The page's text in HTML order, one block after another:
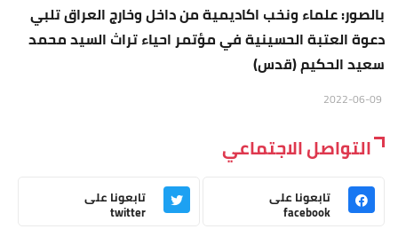
بالصور: علماء ونخب اكاديمية من داخل وخارج العراق تلبي
دعوة العتبة الحسينية في مؤتمر احياء تراث السيد محمد
سعيد الحكيم (قدس)
التواصل الاجتماعي
تابعونا على
facebook
تابعونا على
twitter